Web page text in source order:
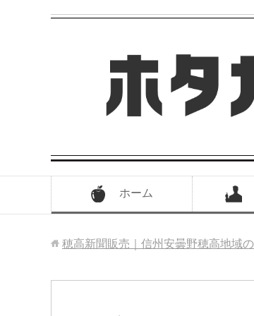
ホーム
穂高新聞販売｜信州安曇野穂高地域